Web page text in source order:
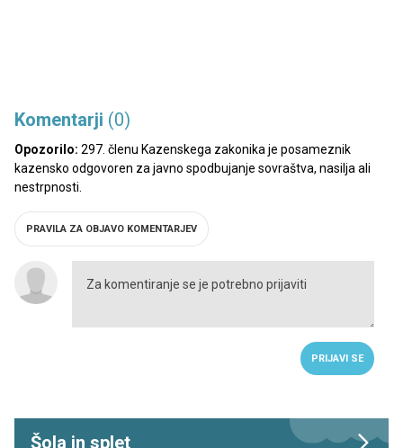
Komentarji (0)
Opozorilo: 297. členu Kazenskega zakonika je posameznik
kazensko odgovoren za javno spodbujanje sovraštva, nasilja ali
nestrpnosti.
PRAVILA ZA OBJAVO KOMENTARJEV
PRIJAVI SE
Šola in splet